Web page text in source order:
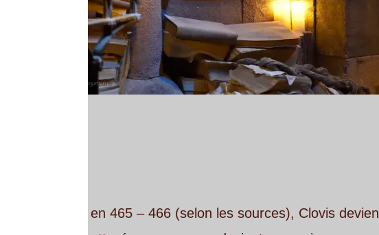
465 – 466 (selon les sources), Clovis devient Roi en 481.